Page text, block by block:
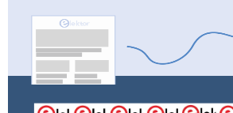
Le schéma fonctionnel du Processeur
parties